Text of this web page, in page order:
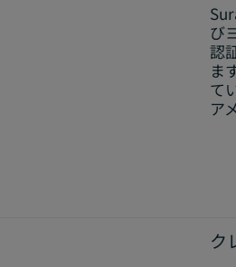
び
認
ま
て
ア
ク